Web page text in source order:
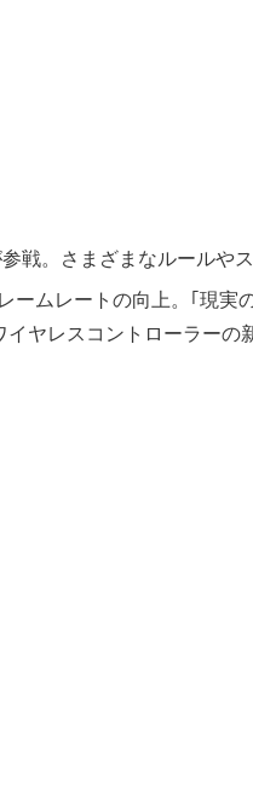
戦。さまざまなルールや
ームレートの向上。｢現実
ヤレスコントローラーの